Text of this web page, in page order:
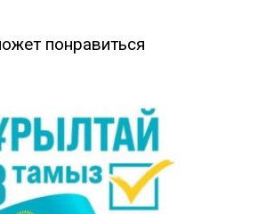
понравиться